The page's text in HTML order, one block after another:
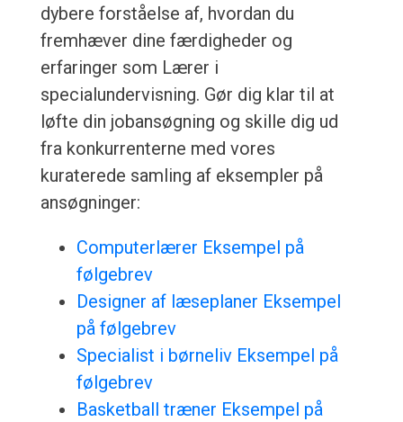
dybere forståelse af, hvordan du
fremhæver dine færdigheder og
erfaringer som Lærer i
specialundervisning. Gør dig klar til at
løfte din jobansøgning og skille dig ud
fra konkurrenterne med vores
kuraterede samling af eksempler på
ansøgninger:
Computerlærer Eksempel på
følgebrev
Designer af læseplaner Eksempel
på følgebrev
Specialist i børneliv Eksempel på
følgebrev
Basketball træner Eksempel på